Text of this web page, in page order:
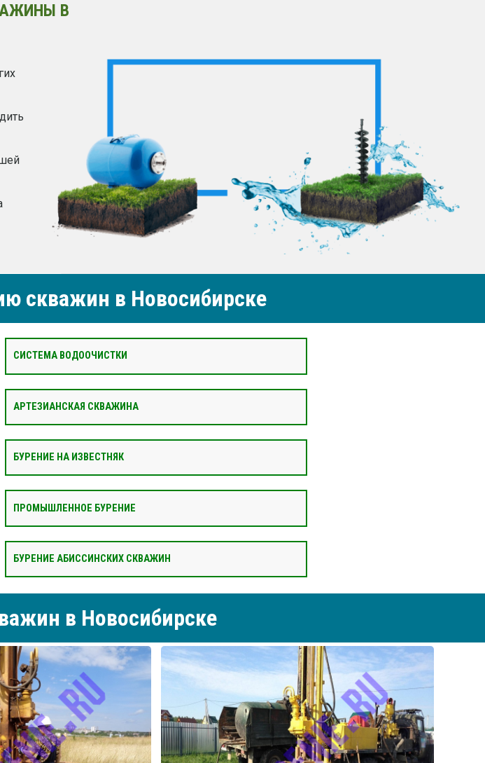
В
скважин в Новосибирске
СИСТЕМА ВОДООЧИСТКИ
АРТЕЗИАНСКАЯ СКВАЖИНА
БУРЕНИЕ НА ИЗВЕСТНЯК
ПРОМЫШЛЕННОЕ БУРЕНИЕ
БУРЕНИЕ АБИССИНСКИХ СКВАЖИН
в Новосибирске